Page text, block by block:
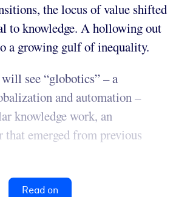
the locus of value shifted
to knowledge. A hollowing out
a growing gulf of inequality.
see “globotics” – a
and automation –
knowledge work, an
that emerged from previous
Read on